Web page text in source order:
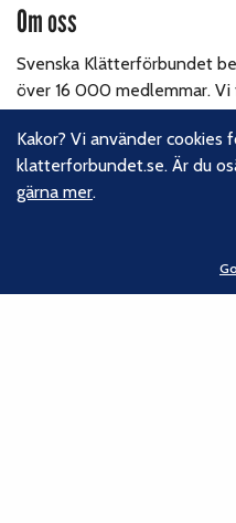
Om oss
Svenska Klätterförbundet
över 16 000 medlemmar.
Kiruna i norr. Klättrarna i
för din talan, oavsett om
vårt hållbarhetsarbete.
Kakor? Vi använder
klatterforbundet.se. Är du
gärna mer.